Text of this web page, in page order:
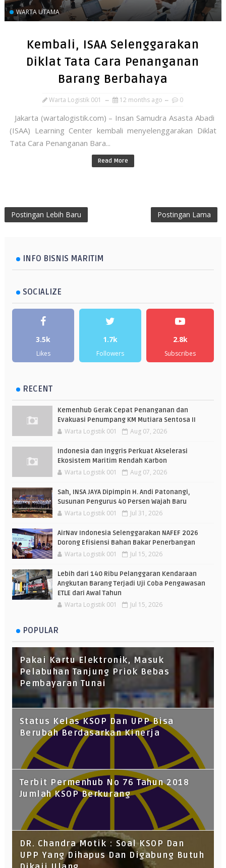
WARTA UTAMA
Kembali, ISAA Selenggarakan
Diklat Tata Cara Penanganan
Barang Berbahaya
Warta Logistik 001 12 months ago 0
Jakarta (wartalogistik.com) – Insan Samudra Asasta Abadi
(ISAA) Learning Center kembali menyelenggarakan Diklat
Tata Cara Penanganan Bara...
Read More
Postingan Lebih Baru Postingan Lama
INFO BISNIS MARITIM
SOCIALIZE
3.5k
Likes
1.7k
Followers
2.8k
Subscribes
RECENT
Kemenhub Gerak Cepat Penanganan dan
Evakuasi Penumpang KM Mutiara Sentosa II
Warta Logistik 001 Aug 07, 2026
Indonesia dan Inggris Perkuat Akselerasi
Ekosistem Maritim Rendah Karbon
Warta Logistik 001 Aug 07, 2026
Sah, INSA JAYA Dipimpin H. Andi Patonangi,
Susunan Pengurus 40 Persen Wajah Baru
Warta Logistik 001 Jul 31, 2026
AirNav Indonesia Selenggarakan NAFEF 2026
Dorong Efisiensi Bahan Bakar Penerbangan
Warta Logistik 001 Jul 15, 2026
Lebih dari 140 Ribu Pelanggaran Kendaraan
Angkutan Barang Terjadi Uji Coba Pengawasan
ETLE dari Awal Tahun
Warta Logistik 001 Jul 15, 2026
POPULAR
Pakai Kartu Elektronik, Masuk
Pelabuhan Tanjung Priok Bebas
Pembayaran Tunai
Status Kelas KSOP Dan UPP Bisa
Berubah Berdasarkan Kinerja
Terbit Permenhub No 76 Tahun 2018
Jumlah KSOP Berkurang
DR. Chandra Motik : Soal KSOP Dan
UPP Yang Dihapus Dan Digabung Butuh